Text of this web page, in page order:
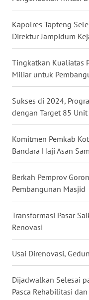
Kapolres Tapteng
Direktur Jampidum
Tingkatkan Kualiatas
Miliar untuk
Sukses di 2024,
dengan Target 85 Unit
Komitmen Pemkab
Bandara Haji Asan
Berkah Pemprov
Pembangunan Masjid
Transformasi Pasar
Renovasi
Usai Direnovasi,
Dijadwalkan Selesai
Pasca Rehabilitasi
WN
SERAMBI
WN
JAMBI
WN
SULTRA
WN
NTB
WN
SULTENG
WN
BABEL
WN
SUMBAR